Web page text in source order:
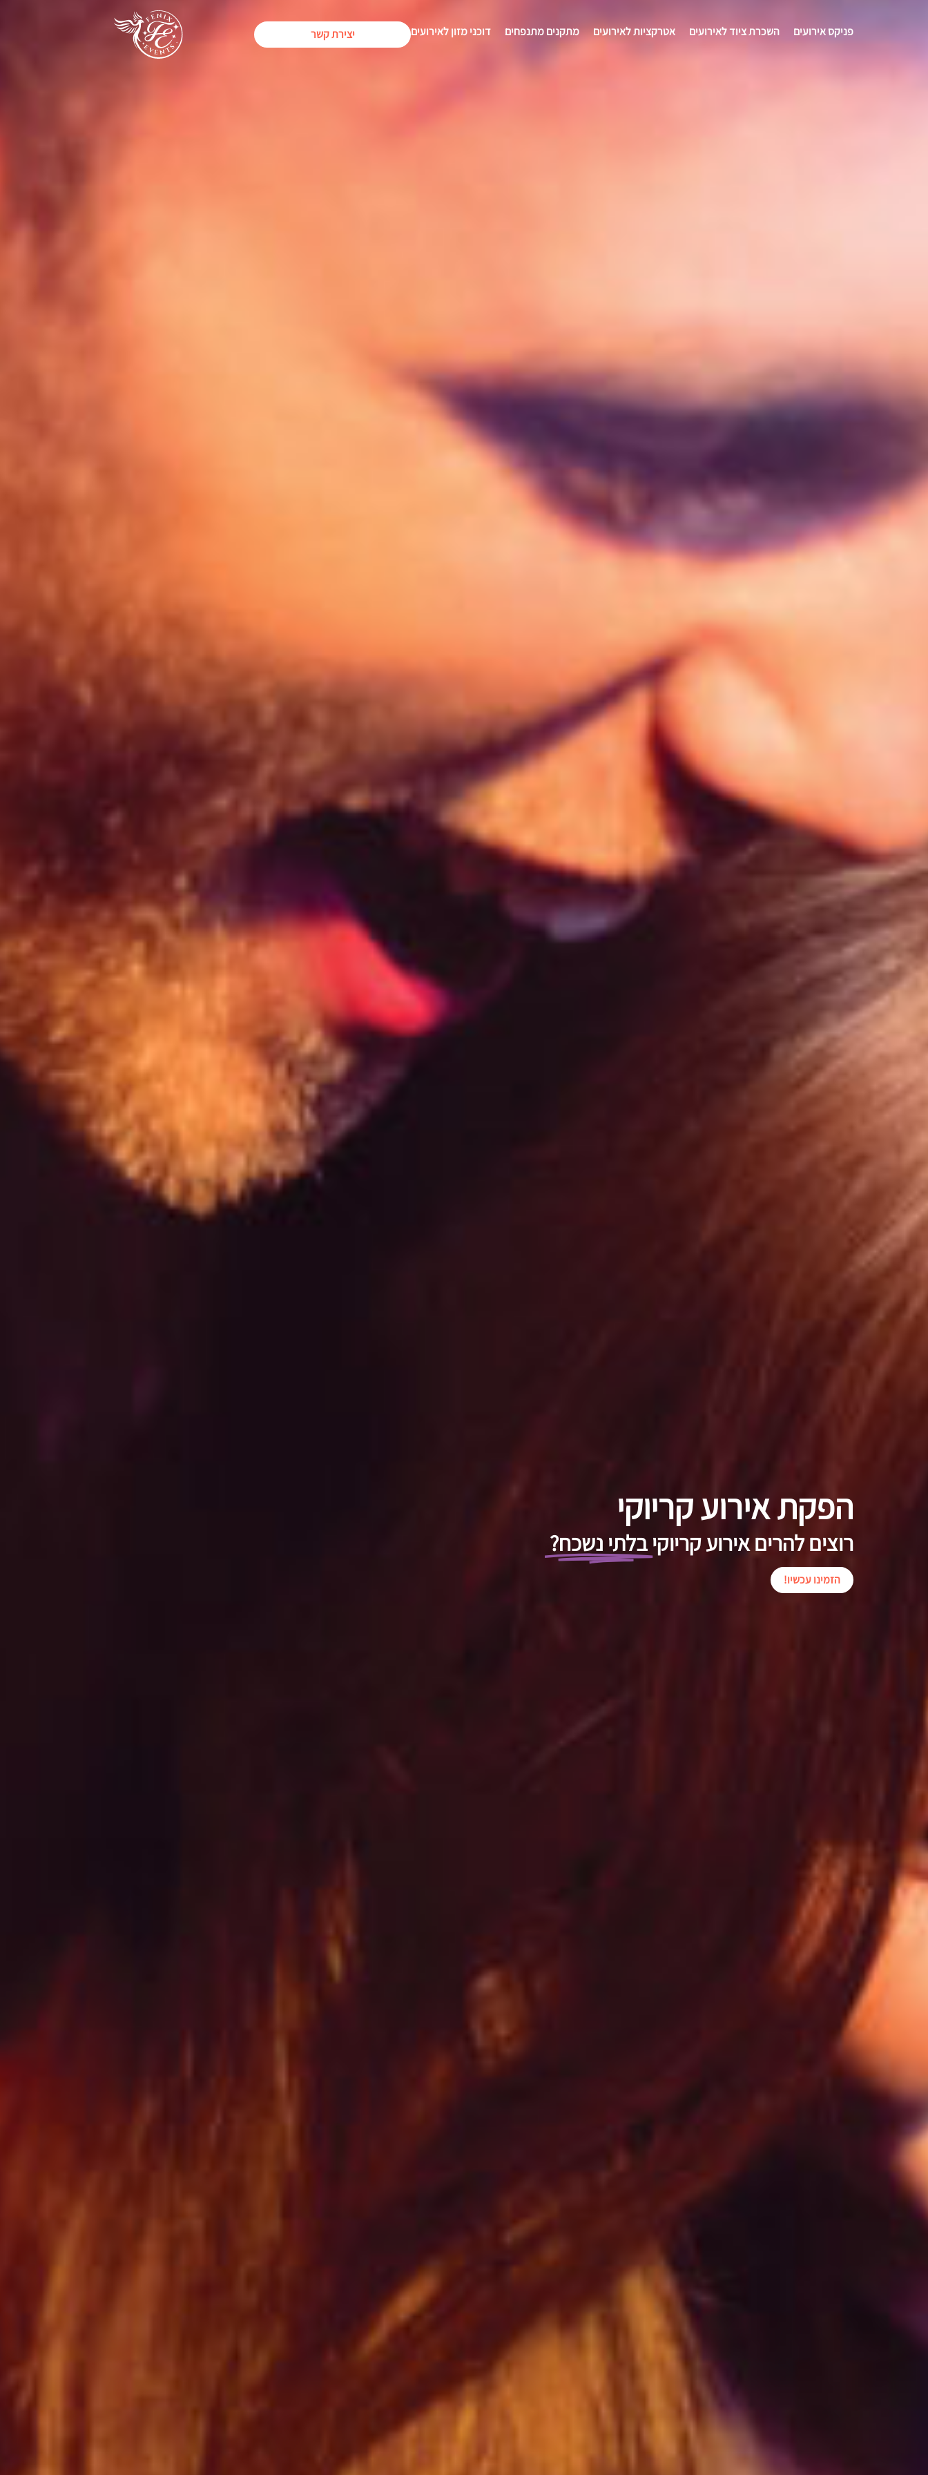
פניקס אירועים השכרת ציוד לאירועים אטרקציות לאירועים מתקנים מתנפחים דוכני מזון לאירועים יצירת קשר
הפקת אירוע קריוקי
רוצים להרים אירוע קריוקיבלתי נשכח?
הזמינו עכשיו!